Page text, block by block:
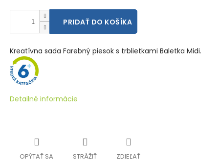
PRIDAŤ DO KOŠÍKA
Kreatívna sada Farebný piesok s trblietkami Baletka Midi.
Detailné informácie
OPÝTAŤ SA STRÁŽIŤ ZDIEĽAŤ